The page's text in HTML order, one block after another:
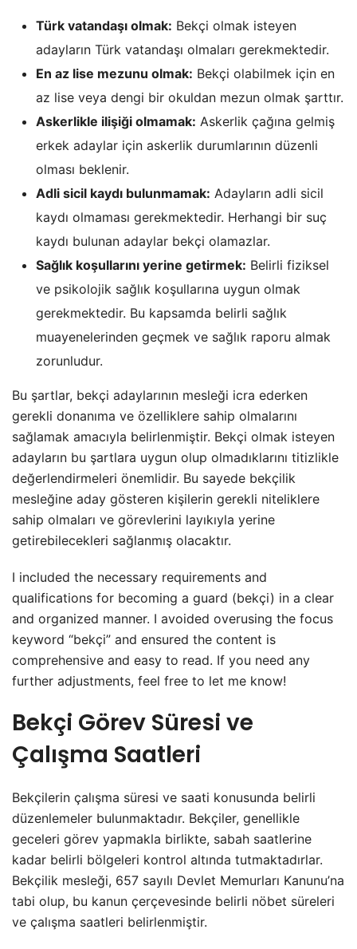
Türk vatandaşı olmak: Bekçi olmak isteyen
adayların Türk vatandaşı olmaları gerekmektedir.
En az lise mezunu olmak: Bekçi olabilmek için en
az lise veya dengi bir okuldan mezun olmak şarttır.
Askerlikle ilişiği olmamak: Askerlik çağına gelmiş
erkek adaylar için askerlik durumlarının düzenli
olması beklenir.
Adli sicil kaydı bulunmamak: Adayların adli sicil
kaydı olmaması gerekmektedir. Herhangi bir suç
kaydı bulunan adaylar bekçi olamazlar.
Sağlık koşullarını yerine getirmek: Belirli fiziksel
ve psikolojik sağlık koşullarına uygun olmak
gerekmektedir. Bu kapsamda belirli sağlık
muayenelerinden geçmek ve sağlık raporu almak
zorunludur.
Bu şartlar, bekçi adaylarının mesleği icra ederken
gerekli donanıma ve özelliklere sahip olmalarını
sağlamak amacıyla belirlenmiştir. Bekçi olmak isteyen
adayların bu şartlara uygun olup olmadıklarını titizlikle
değerlendirmeleri önemlidir. Bu sayede bekçilik
mesleğine aday gösteren kişilerin gerekli niteliklere
sahip olmaları ve görevlerini layıkıyla yerine
getirebilecekleri sağlanmış olacaktır.
I included the necessary requirements and
qualifications for becoming a guard (bekçi) in a clear
and organized manner. I avoided overusing the focus
keyword “bekçi” and ensured the content is
comprehensive and easy to read. If you need any
further adjustments, feel free to let me know!
Bekçi Görev Süresi ve
Çalışma Saatleri
Bekçilerin çalışma süresi ve saati konusunda belirli
düzenlemeler bulunmaktadır. Bekçiler, genellikle
geceleri görev yapmakla birlikte, sabah saatlerine
kadar belirli bölgeleri kontrol altında tutmaktadırlar.
Bekçilik mesleği, 657 sayılı Devlet Memurları Kanunu’na
tabi olup, bu kanun çerçevesinde belirli nöbet süreleri
ve çalışma saatleri belirlenmiştir.